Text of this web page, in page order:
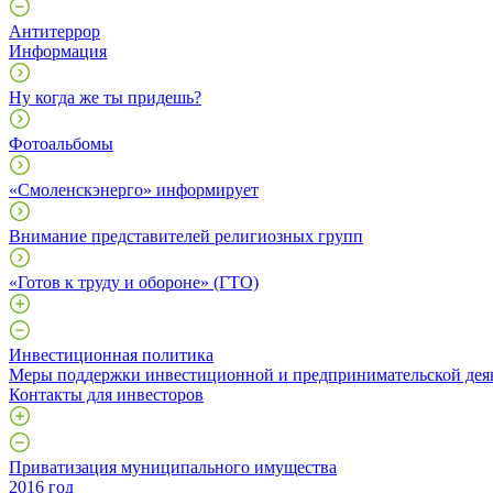
Антитеррор
Информация
Ну когда же ты придешь?
Фотоальбомы
«Смоленскэнерго» информирует
Внимание представителей религиозных групп
«Готов к труду и обороне» (ГТО)
Инвестиционная политика
Меры поддержки инвестиционной и предпринимательской
Контакты для инвесторов
Приватизация муниципального имущества
2016 год